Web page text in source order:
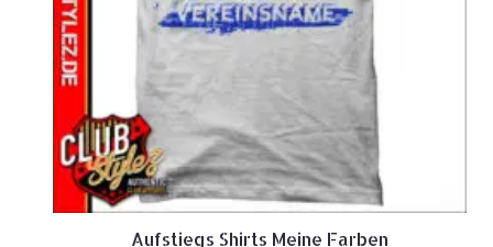
Aufstiegs Shirts Meine Farben